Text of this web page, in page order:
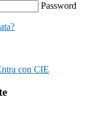
Password
con CIE